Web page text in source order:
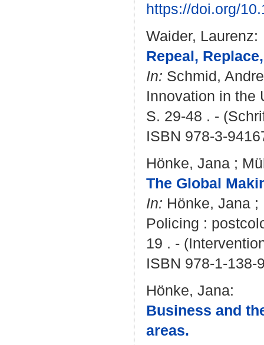
https://doi.org/
Waider, Laurenz:
Repeal,
In: Schmid,
Innovation in the
S. 29-48 . -
ISBN 978-3-
Hönke, Jana ;
The Global
In: Hönke, Jana ;
Policing :
19 . -
ISBN 978-1-138-
Hönke, Jana:
Business and
areas.